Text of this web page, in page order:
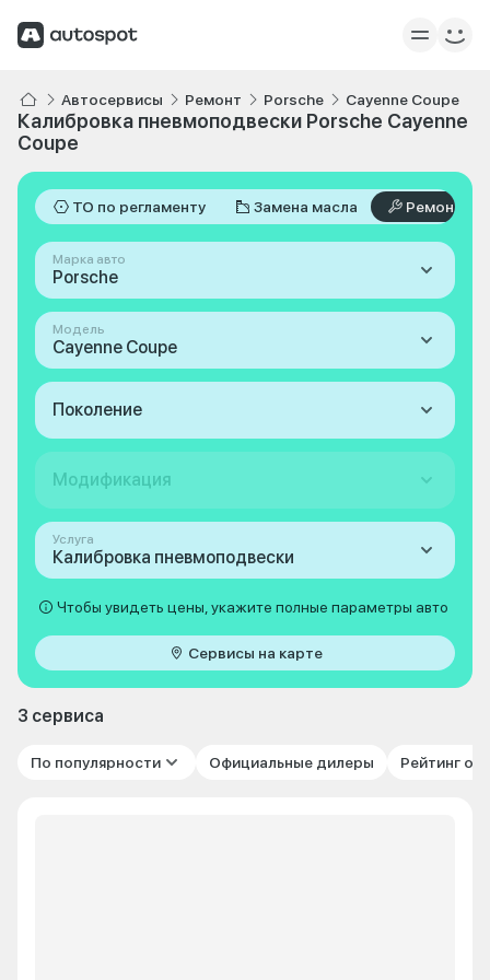
Автосервисы Ремонт Porsche Cayenne Coupe
Калибровка пневмоподвески Porsche Cayenne
Coupe
ТО по регламенту Замена масла Ремонт
Марка авто
Porsche
Модель
Cayenne Coupe
Поколение
Модификация
Услуга
Калибровка пневмоподвески
Чтобы увидеть цены, укажите полные параметры авто
Сервисы на карте
3 сервиса
По популярности Официальные дилеры Рейтинг